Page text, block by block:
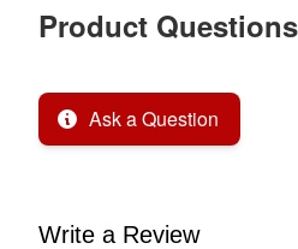
Product Questions
Ask a Question
Write a Review